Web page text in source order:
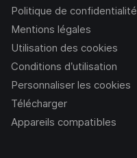
Politique de confidentialité
Mentions légales
Utilisation des cookies
Conditions d’utilisation
Personnaliser les cookies
Télécharger
Appareils compatibles